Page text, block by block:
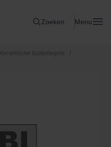
Zoeken Menu
Keramische buitentegels
/